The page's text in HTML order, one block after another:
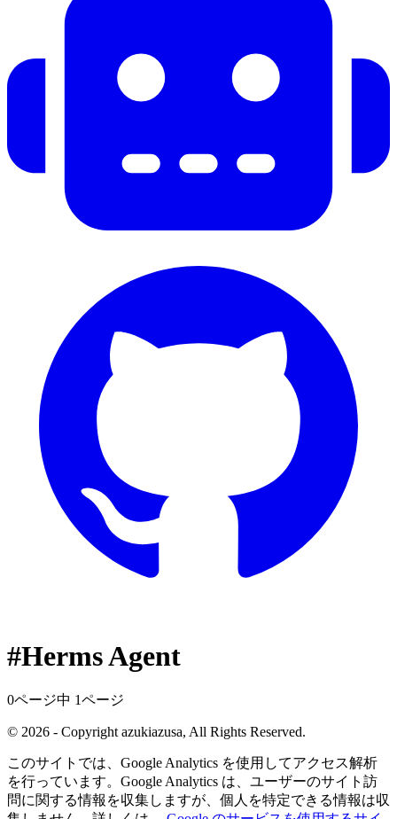
#Herms Agent
0ページ中 1ページ
© 2026 - Copyright azukiazusa, All Rights Reserved.
このサイトでは、Google Analytics を使用してアクセス解析
を行っています。Google Analytics は、ユーザーのサイト訪
問に関する情報を収集しますが、個人を特定できる情報は収